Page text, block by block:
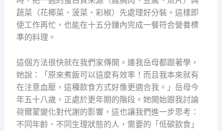
蔬菜（花椰菜、菠菜、彩椒）先處理好分裝。這樣即
使工作再忙，也能在十五分鐘內完成一餐符合營養標
準的料理。
這個方法很快就在我們家傳開。連我岳母都跟著學，
她說：「原來煮飯可以這麼有效率！而且我本來就有
在注意血壓，這種飲食方式好像更適合我。」岳母今
年五十八歲，正處於更年期的階段。她開始跟我討論
荷爾蒙變化對代謝的影響，這也讓我們進一步思考：
不同年齡、不同生理狀態的人，需要的「低碳飲食」